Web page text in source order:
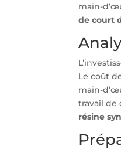
main-
de court
Le coût
main-
travail de
résine